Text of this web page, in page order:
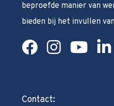
beproefde manier van
bieden bij het invullen
Contact: